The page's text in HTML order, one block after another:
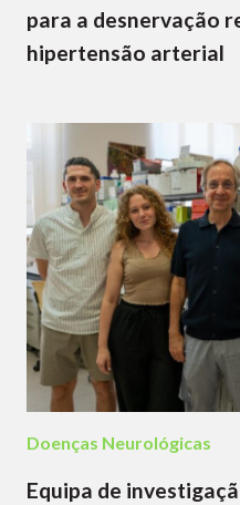
para a desnervação
hipertensão arterial
Doenças Neurológicas
Equipa de